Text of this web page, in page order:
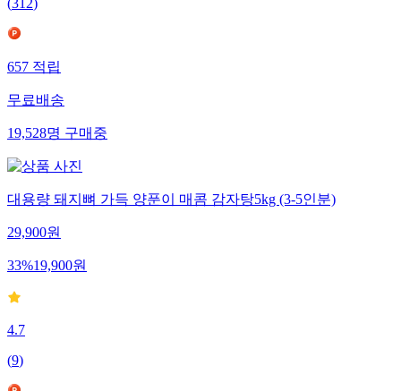
(312)
657적립
무료배송
19,528명구매중
대용량 돼지뼈 가득 양푼이 매콤 감자탕5kg (3-5인분)
29,900원
33%19,900원
4.7
(9)